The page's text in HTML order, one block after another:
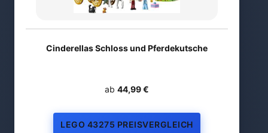
Cinderellas Schloss und Pferdekutsche
ab 44,99 €
LEGO 43275 PREISVERGLEICH